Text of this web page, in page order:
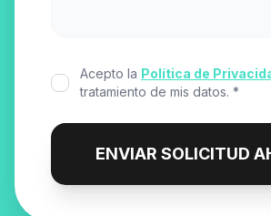
Acepto la Política de
tratamiento de mis datos. *
ENVIAR SOLICITUD